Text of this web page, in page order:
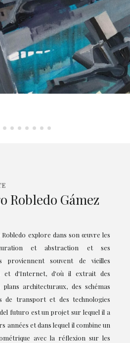
Robledo Gámez
explore dans son œuvre les
et abstraction et ses
proviennent souvent de vieilles
et d'Internet, d'où il extrait des
architecturaux, des schémas
de transport et des technologies
futuro est un projet sur lequel il a
années et dans lequel il combine un
avec la réflexion sur les